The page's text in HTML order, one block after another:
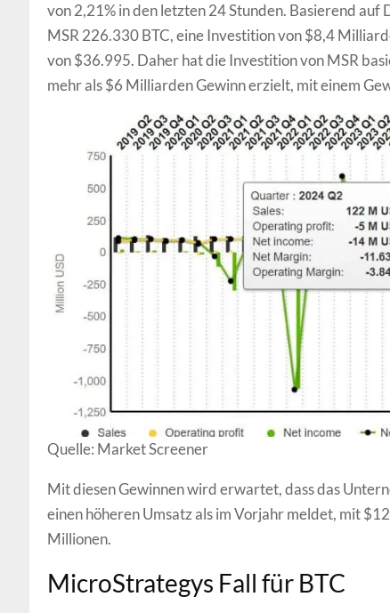
von 2,21% in den letzten 24 Stunden. Basierend auf
MSR 226.330 BTC, eine Investition von $8,4
von $36.995. Daher hat die Investition von MSR
mehr als $6 Milliarden Gewinn erzielt, mit einem
Quelle: Market Screener
Mit diesen Gewinnen wird erwartet, dass das
einen höheren Umsatz als im Vorjahr meldet, mit
Millionen.
MicroStrategys Fall für BTC